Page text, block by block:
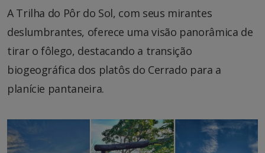
A Trilha do Pôr do Sol, com seus mirantes
deslumbrantes, oferece uma visão panorâmica de
tirar o fôlego, destacando a transição
biogeográfica dos platôs do Cerrado para a
planície pantaneira.